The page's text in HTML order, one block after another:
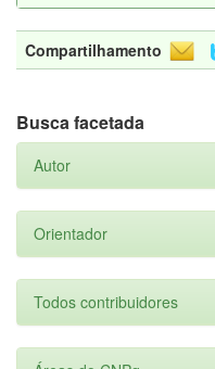
Compartilhamento
Busca facetada
Autor
Orientador
Todos contribuidores